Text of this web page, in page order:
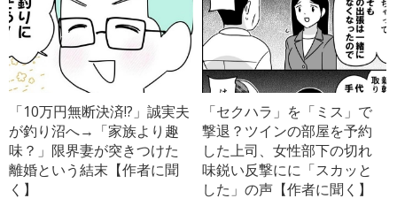
「10万円無断決済!?」誠実夫
が釣り沼へ→「家族より趣
味？」限界妻が突きつけた
離婚という結末【作者に聞
く】
「セクハラ」を「ミス」で
撃退？ツインの部屋を予約
した上司、女性部下の切れ
味鋭い反撃にに「スカッと
した」の声【作者に聞く】